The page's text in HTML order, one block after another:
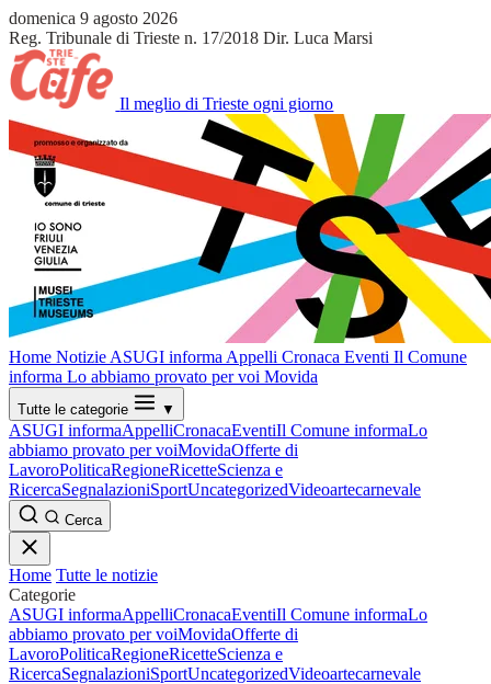
domenica 9 agosto 2026
Reg. Tribunale di Trieste n. 17/2018 Dir. Luca Marsi
Il meglio di Trieste ogni giorno
Home Notizie ASUGI informa Appelli Cronaca Eventi Il Comune
informa Lo abbiamo provato per voi Movida
Tutte le categorie ▼
ASUGI informaAppelliCronacaEventiIl Comune informaLo
abbiamo provato per voiMovidaOfferte di
LavoroPoliticaRegioneRicetteScienza e
RicercaSegnalazioniSportUncategorizedVideoartecarnevale
Cerca
Home Tutte le notizie
Categorie
ASUGI informaAppelliCronacaEventiIl Comune informaLo
abbiamo provato per voiMovidaOfferte di
LavoroPoliticaRegioneRicetteScienza e
RicercaSegnalazioniSportUncategorizedVideoartecarnevale